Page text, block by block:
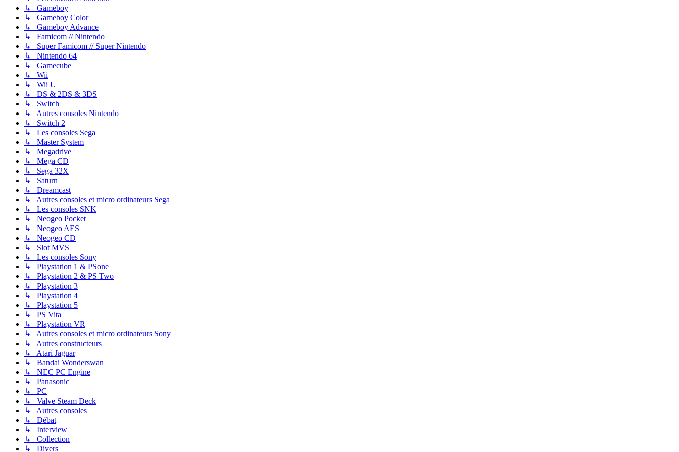
↳ Gameboy
↳ Gameboy Color
↳ Gameboy Advance
↳ Famicom // Nintendo
↳ Super Famicom // Super Nintendo
↳ Nintendo 64
↳ Gamecube
↳ Wii
↳ Wii U
↳ DS & 2DS & 3DS
↳ Switch
↳ Autres consoles Nintendo
↳ Switch 2
↳ Les consoles Sega
↳ Master System
↳ Megadrive
↳ Mega CD
↳ Sega 32X
↳ Saturn
↳ Dreamcast
↳ Autres consoles et micro ordinateurs Sega
↳ Les consoles SNK
↳ Neogeo Pocket
↳ Neogeo AES
↳ Neogeo CD
↳ Slot MVS
↳ Les consoles Sony
↳ Playstation 1 & PSone
↳ Playstation 2 & PS Two
↳ Playstation 3
↳ Playstation 4
↳ Playstation 5
↳ PS Vita
↳ Playstation VR
↳ Autres consoles et micro ordinateurs Sony
↳ Autres constructeurs
↳ Atari Jaguar
↳ Bandai Wonderswan
↳ NEC PC Engine
↳ Panasonic
↳ PC
↳ Valve Steam Deck
↳ Autres consoles
↳ Débat
↳ Interview
↳ Collection
↳ Divers